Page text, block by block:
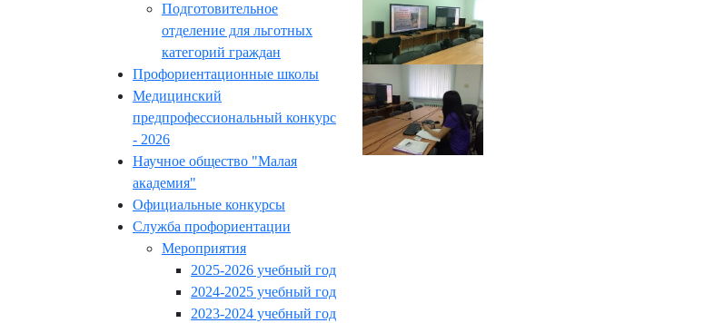
Подготовительное
отделение для льготных
категорий граждан
Профориентационные школы
Медицинский
предпрофессиональный конкурс
- 2026
Научное общество "Малая
академия"
Официальные конкурсы
Служба профориентации
Мероприятия
2025-2026 учебный год
2024-2025 учебный год
2023-2024 учебный год